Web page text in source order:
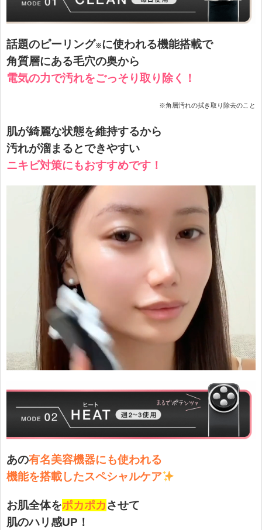
話題のピーリング※に使われる機能搭載で
角質層にある毛穴の奥から
電気の力で汚れをごっそり取り除く！
※角層汚れの拭き取り除去のこと
肌が綺麗な状態を維持するから
汚れが溜まるとできやすい
ニキビ対策にもおすすめです！
あの有名美容機器にも使われる
機能を搭載したスペシャルケア
お肌全体をポカポカさせて
肌のハリ感UP！